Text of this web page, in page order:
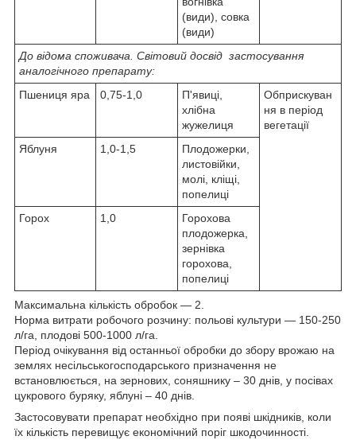
(види), совка
(види)
До відома споживача. Світовий досвід застосування
аналогічного препарату:
Пшениця яра
0,75-1,0
П'явиці,
хлібна
жужелиця
Обприскуван
ня в період
вегетації
Яблуня
1,0-1,5
Плодожерки,
листовійки,
молі, кліщі,
попелиці
Горох
1,0
Горохова
плодожерка,
зернівка
горохова,
попелиці
Максимальна кількість обробок — 2.
Норма витрати робочого розчину: польові культури — 150-250
л/га, плодові 500-1000 л/га.
Період очікування від останньої обробки до збору врожаю на
землях несільськогосподарського призначення не
встановлюється, на зернових, соняшнику – 30 днів, у посівах
цукрового буряку, яблуні – 40 днів.
Застосовувати препарат необхідно при появі шкідників, коли
їх кількість перевищує економічний поріг шкодочинності.